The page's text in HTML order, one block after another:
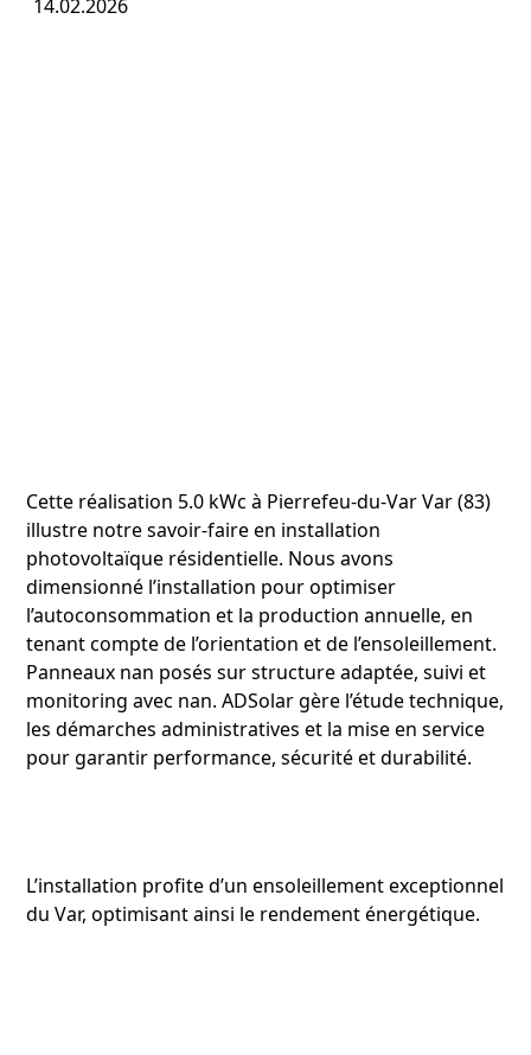
14.02.2026
Cette réalisation 5.0 kWc à Pierrefeu-du-Var Var (83)
illustre notre savoir‑faire en installation
photovoltaïque résidentielle. Nous avons
dimensionné l’installation pour optimiser
l’autoconsommation et la production annuelle, en
tenant compte de l’orientation et de l’ensoleillement.
Panneaux nan posés sur structure adaptée, suivi et
monitoring avec nan. ADSolar gère l’étude technique,
les démarches administratives et la mise en service
pour garantir performance, sécurité et durabilité.
L’installation profite d’un ensoleillement exceptionnel
du Var, optimisant ainsi le rendement énergétique.